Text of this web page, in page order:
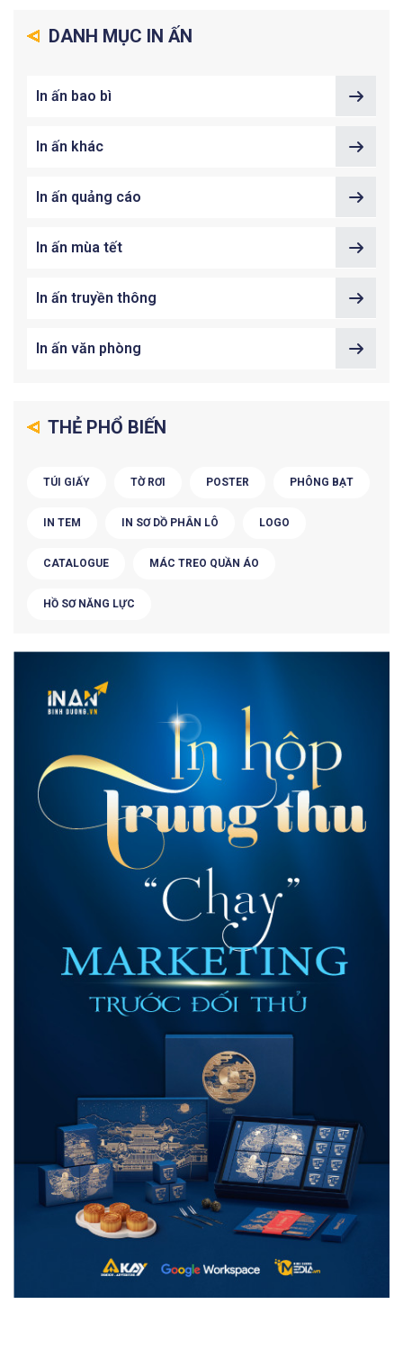
DANH MỤC IN ẤN
In ấn bao bì
In ấn khác
In ấn quảng cáo
In ấn mùa tết
In ấn truyền thông
In ấn văn phòng
THẺ PHỔ BIẾN
TÚI GIẤY TỜ RƠI POSTER PHÔNG BẠT
IN TEM IN SƠ DỒ PHÂN LÔ LOGO
CATALOGUE MÁC TREO QUẦN ÁO
HỒ SƠ NĂNG LỰC